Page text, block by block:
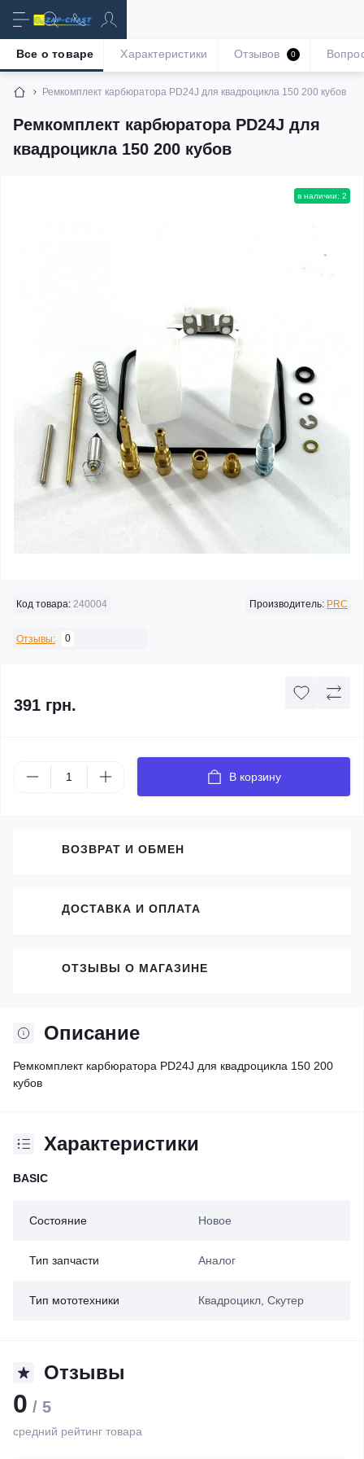
Ремкомплект карбюратора PD24J для квадроцикла 150 200 кубов
Ремкомплект карбюратора PD24J для
квадроцикла 150 200 кубов
Все о товаре Характеристики Отзывов 0
в наличии: 2
Код товара: 240004 Производитель: PRC
Отзывы: 0
391 грн.
В корзину
Описание
Ремкомплект карбюратора PD24J для квадроцикла 150 200
кубов
Характеристики
BASIC
Состояние Новое
Тип запчасти Аналог
Тип мототехники Квадроцикл, Скутер
Отзывы
0 / 5
средний рейтинг товара
ВОЗВРАТ И ОБМЕН
ДОСТАВКА И ОПЛАТА
ОТЗЫВЫ О МАГАЗИНЕ